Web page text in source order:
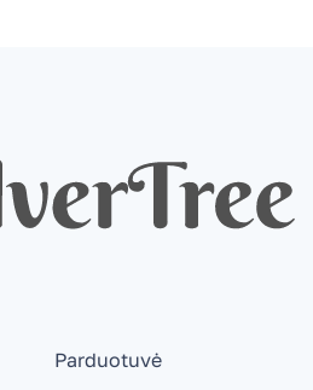
Parduotuvė